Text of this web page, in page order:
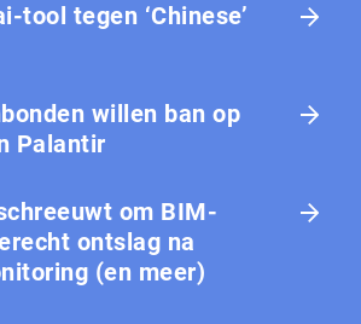
tool tegen ‘Chinese’
willen ban op
Palantir
om BIM-
ontslag na
(en meer)